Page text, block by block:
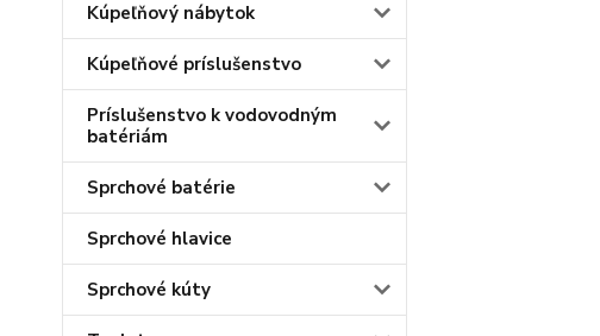
Kúpeľňový nábytok
Kúpeľňové príslušenstvo
Príslušenstvo k vodovodným
batériám
Sprchové batérie
Sprchové hlavice
Sprchové kúty